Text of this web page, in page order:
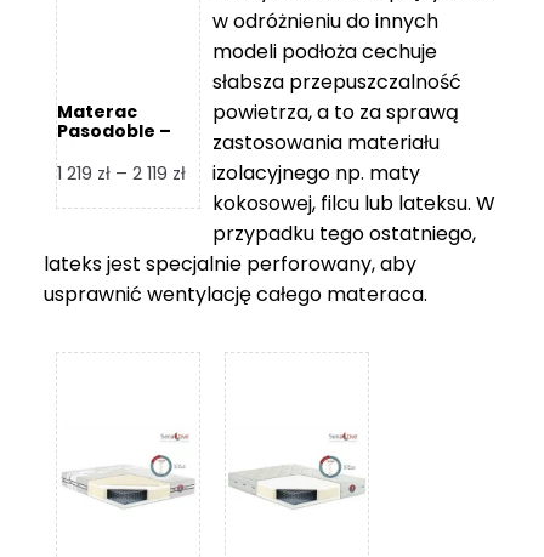
Materac
Pasodoble –
1 219 zł – 2 119 złZakres
cen:
1
219 zł
do
119 zł
w odróżnieniu do innych
modeli podłoża cechuje
słabsza przepuszczalność
powietrza, a to za sprawą
zastosowania materiału
izolacyjnego np. maty
kokosowej, filcu lub lateksu. W
przypadku tego ostatniego,
lateks jest specjalnie perforowany, aby
usprawnić wentylację całego materaca.